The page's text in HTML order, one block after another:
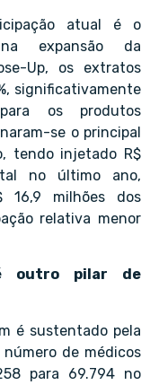
atual é o
expansão da
Up, os extratos
significativamente
os produtos
se o principal
tendo injetado R$
no último ano,
16,9 milhões dos
relativa menor
outro pilar de
é sustentado pela
número de médicos
para 69.794 no